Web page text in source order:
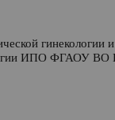
ИПО ФГАОУ